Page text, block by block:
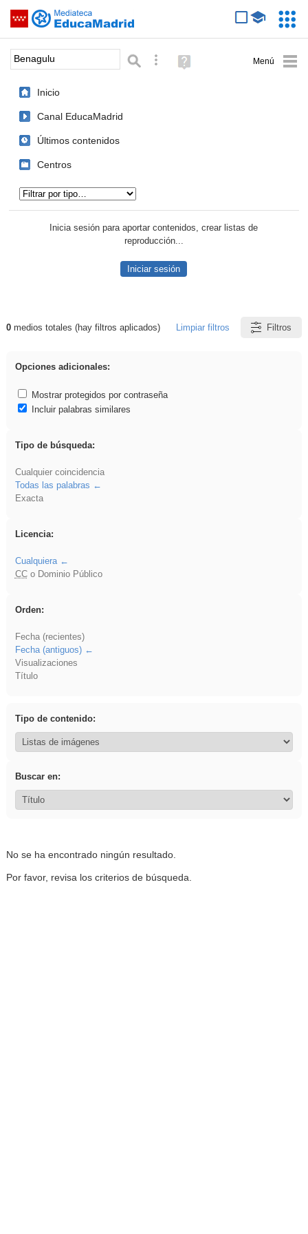
Saltar navegación
Palabra o frase: Búsqueda avanzada
Ayuda
(en
Inicio
Canal EducaMadrid
Últimos contenidos
Centros
Inicia sesión para aportar contenidos, crear listas de
reproducción...
Iniciar sesión
Resultados de: Benagulu
0medios totales (hay filtros aplicados) Limpiar filtros Filtros
Opciones adicionales:
Mostrar protegidos por contraseña
Incluir palabras similares
Tipo de búsqueda:
Cualquier coincidencia
Todas las palabras
Exacta
Licencia:
Cualquiera
CCo Dominio Público
Orden:
Fecha (recientes)
Fecha (antiguos)
Visualizaciones
Título
Tipo de contenido:
Buscar en:
No se ha encontrado ningún resultado.
Por favor, revisa los criterios de búsqueda.